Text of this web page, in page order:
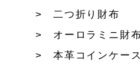
二つ折り財布
オーロラミニ財
本革コインケース